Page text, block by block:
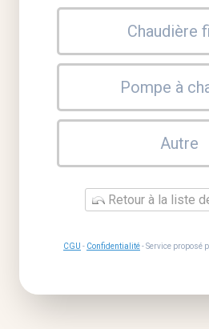
Chaudière
Pompe à
Autre
Retour à la liste
CGU - Confidentialité- Service proposé